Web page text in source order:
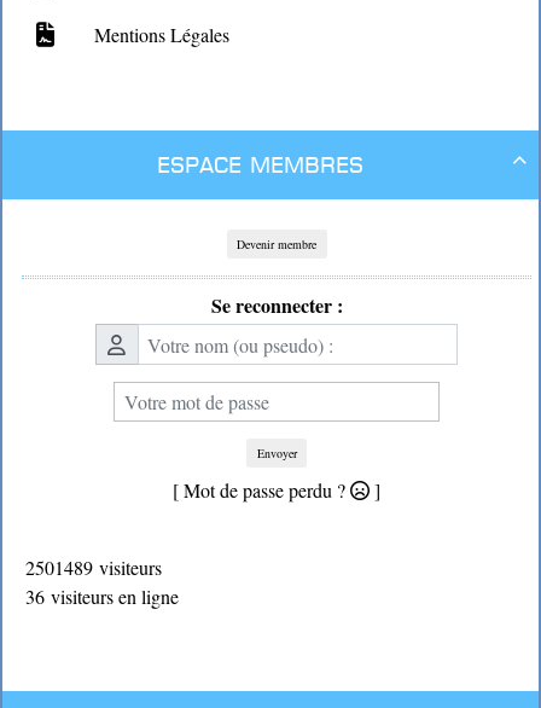
Mentions Légales

Espace membres
Devenir membre
Se reconnecter :
Envoyer
[ Mot de passe perdu ? ]
2501489 visiteurs
36 visiteurs en ligne